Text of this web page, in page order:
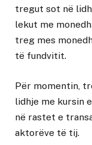
tregut sot në
lekut me
treg mes
të fundvitit.
Për momentin,
lidhje me kursin
në rastet e
aktorëve të tij.